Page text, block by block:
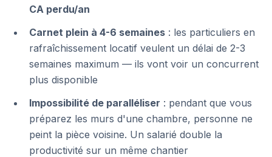
CA perdu/an
Carnet plein à 4-6 semaines : les particuliers en
rafraîchissement locatif veulent un délai de 2-3
semaines maximum — ils vont voir un concurrent
plus disponible
Impossibilité de paralléliser : pendant que vous
préparez les murs d'une chambre, personne ne
peint la pièce voisine. Un salarié double la
productivité sur un même chantier